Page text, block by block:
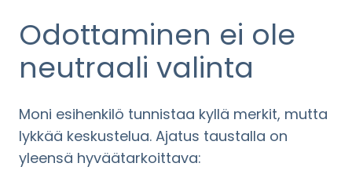
Odottaminen ei ole
neutraali valinta
Moni esihenkilö tunnistaa kyllä merkit, mutta
lykkää keskustelua. Ajatus taustalla on
yleensä hyväätarkoittava: